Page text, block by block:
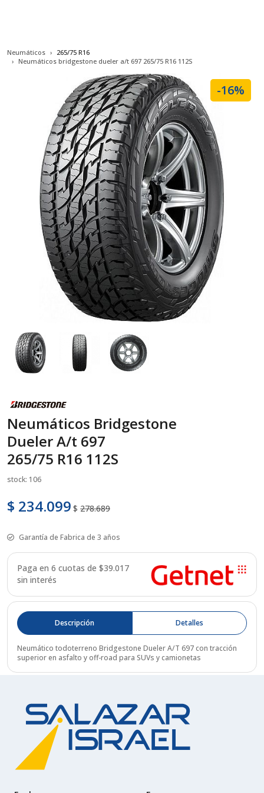
Neumáticos
265/75 R16
Neumáticos bridgestone dueler a/t 697 265/75 R16 112S
-16%
Neumáticos Bridgestone
Dueler A/t 697
265/75 R16 112S
stock: 106
$ 234.099 $ 278.689
Garantía de Fabrica de 3 años
Paga en 6 cuotas de $39.017
sin interés
Descripción Detalles
Neumático todoterreno Bridgestone Dueler A/T 697 con tracción
superior en asfalto y off-road para SUVs y camionetas